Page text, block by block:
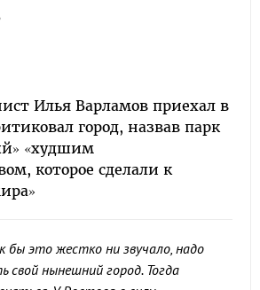
Илья Варламов приехал в
город, назвав парк
«худшим
которое сделали к
бы это жестко ни звучало, надо
свой нынешний город. Тогда